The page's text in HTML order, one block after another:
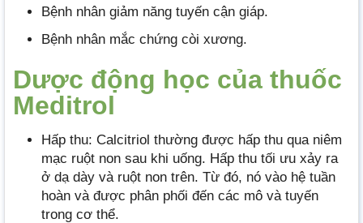
Bệnh nhân giảm năng tuyến cận giáp.
Bệnh nhân mắc chứng còi xương.
Dược động học của thuốc
Meditrol
Hấp thu: Calcitriol thường được hấp thu qua niêm
mạc ruột non sau khi uống. Hấp thu tối ưu xảy ra
ở dạ dày và ruột non trên. Từ đó, nó vào hệ tuần
hoàn và được phân phối đến các mô và tuyến
trong cơ thể.